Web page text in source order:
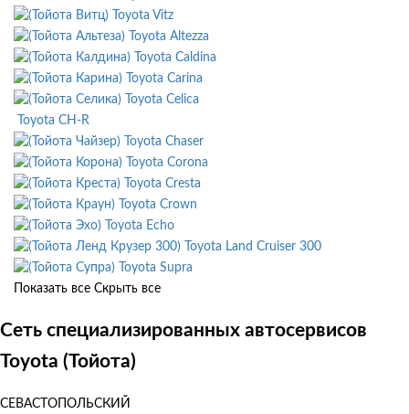
Toyota Vitz
Toyota Altezza
Toyota Caldina
Toyota Carina
Toyota Celica
Toyota CH-R
Toyota Chaser
Toyota Corona
Toyota Cresta
Toyota Crown
Toyota Echo
Toyota Land Cruiser 300
Toyota Supra
Показать все Скрыть все
Сеть специализированных автосервисов
Toyota (Тойота)
СЕВАСТОПОЛЬСКИЙ